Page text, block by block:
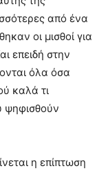
από ένα
οι μισθοί για
επειδή στην
όλα όσα
καλά τι
ψηφισθούν
η επίπτωση